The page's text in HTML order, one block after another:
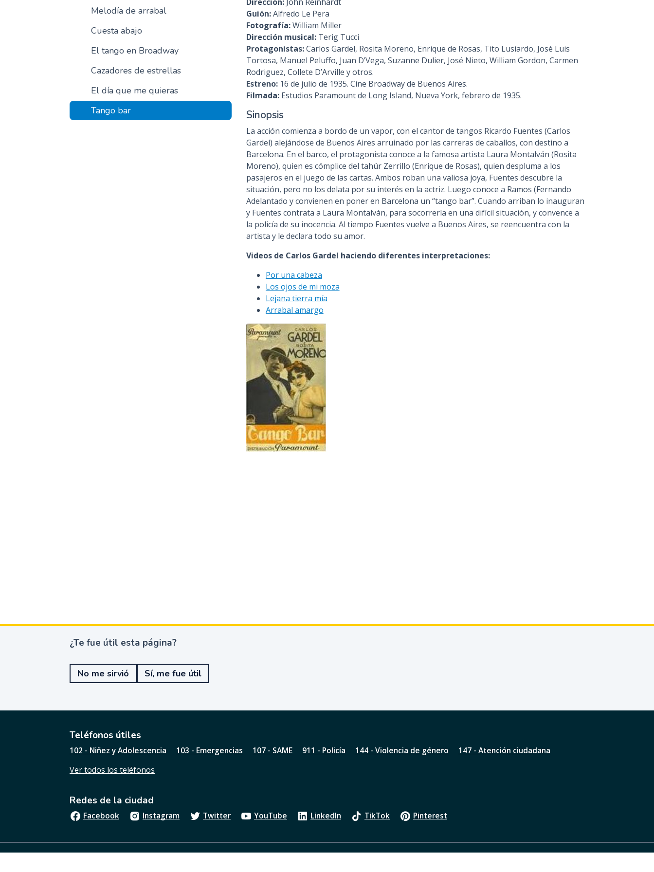
n
c
i
p
a
l
Melodía de arrabal
Cuesta abajo
El tango en Broadway
Cazadores de estrellas
El día que me quieras
Tango bar
Guión:Alfredo Le Pera
Fotografía:William Miller
Dirección musical:Terig Tucci
Protagonistas:Carlos Gardel, Rosita Moreno, Enrique de Rosas, Tito Lusiardo, José Luis
Tortosa, Manuel Peluffo, Juan D’Vega, Suzanne Dulier, José Nieto, William Gordon, Carmen
Rodriguez, Collete D’Arville y otros.
Estreno:16 de julio de 1935. Cine Broadway de Buenos Aires.
Filmada:Estudios Paramount de Long Island, Nueva York, febrero de 1935.
Sinopsis
La acción comienza a bordo de un vapor, con el cantor de tangos Ricardo Fuentes (Carlos
Gardel) alejándose de Buenos Aires arruinado por las carreras de caballos, con destino a
Barcelona. En el barco, el protagonista conoce a la famosa artista Laura Montalván (Rosita
Moreno), quien es cómplice del tahúr Zerrillo (Enrique de Rosas), quien despluma a los
pasajeros en el juego de las cartas. Ambos roban una valiosa joya, Fuentes descubre la
situación, pero no los delata por su interés en la actriz. Luego conoce a Ramos (Fernando
Adelantado y convienen en poner en Barcelona un “tango bar”. Cuando arriban lo inauguran
y Fuentes contrata a Laura Montalván, para socorrerla en una difícil situación, y convence a
la policía de su inocencia. Al tiempo Fuentes vuelve a Buenos Aires, se reencuentra con la
artista y le declara todo su amor.
Videos de Carlos Gardel haciendo diferentes interpretaciones:
Por una cabeza
Los ojos de mi moza
Lejana tierra mía
Arrabal amargo
¿
e
u
t
l
s
a
g
i
n
?
¿Te fue útil esta página?
No me sirvió Sí, me fue útil
Teléfonos útiles
102 - Niñez y Adolescencia 103 - Emergencias 107 - SAME 911 - Policía 144 - Violencia de género
147 - Atención ciudadana
Ver todos los teléfonos
Redes de la ciudad
Facebook Instagram Twitter YouTube LinkedIn TikTok Pinterest